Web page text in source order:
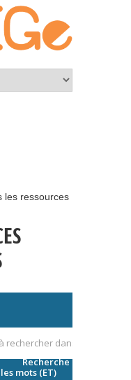
les ressources
mots (ET)
Recherche avancée